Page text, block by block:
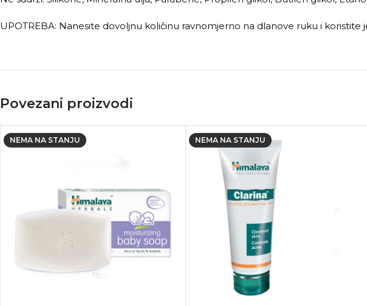
UPOTREBA: Nanesite dovoljnu količinu ravnomjerno na dlanove ruku i koristite
Povezani proizvodi
NEMA NA STANJU NEMA NA STANJU